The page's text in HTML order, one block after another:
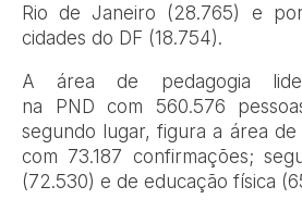
Rio de Janeiro (28.765) e
cidades do DF (18.754).
A área de pedagogia
na PND com 560.576
segundo lugar, figura a área
com 73.187 confirmações;
(72.530) e de educação física